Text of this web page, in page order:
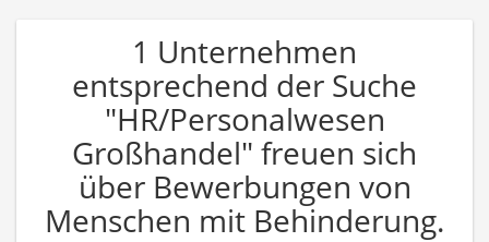
1 Unternehmen
entsprechend der Suche
"HR/Personalwesen
Großhandel" freuen sich
über Bewerbungen von
Menschen mit Behinderung.